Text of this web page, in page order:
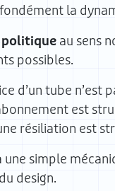
la
politique au sens
possibles.
d’un tube n’est
est
résiliation est
une simple
design.